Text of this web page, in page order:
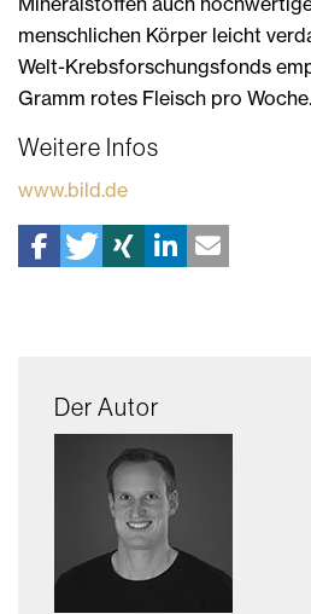
menschlichen Körper leicht
Welt-Krebsforschungsfonds
Gramm rotes Fleisch pro Woche.
Weitere Infos
www.bild.de
Der Autor